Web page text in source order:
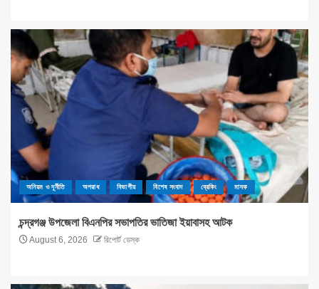
অনিয়ম ও দূর্নীতি অপরাধ বিভাগীয় বিশেষ সংবাদ ব্রেকিং মাদক
চন্দ্রগঞ্জ উপজেলা বিএনপির সভাপতির ভাতিজা ইয়াবাসহ আটক
August 6, 2026 রিপোর্ট ডেস্ক